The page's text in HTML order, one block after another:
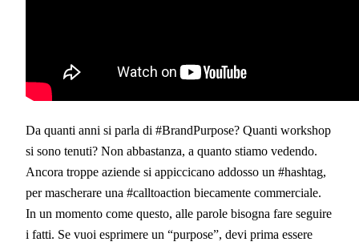
Da quanti anni si parla di #BrandPurpose? Quanti workshop
si sono tenuti? Non abbastanza, a quanto stiamo vedendo.
Ancora troppe aziende si appiccicano addosso un #hashtag,
per mascherare una #calltoaction biecamente commerciale.
In un momento come questo, alle parole bisogna fare seguire
i fatti. Se vuoi esprimere un “purpose”, devi prima essere